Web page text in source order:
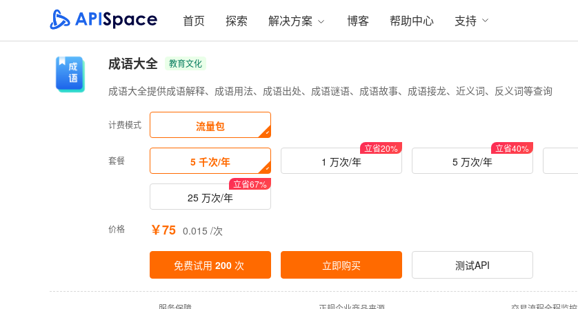
首页 探索 解决方案 博客 帮助中心 支持
成语大全 教育文化
成语大全提供成语解释、成语用法、成语出处、成语谜语、成语故事、成语接龙、近义词、反义词等查询
计费模式 流量包
套餐 5 千次/年 1 万次/年
立省20%
5 万次/年
立省40%
25 万次/年
立省67%
价格 ￥75 0.015 /次
免费试用 200 次 立即购买 测试API